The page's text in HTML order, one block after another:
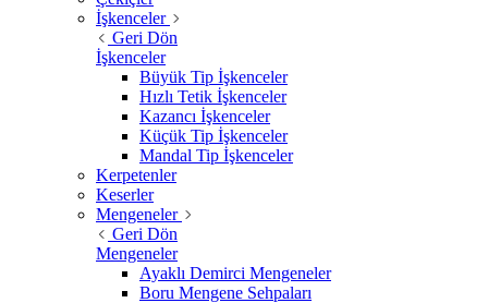
İşkenceler
Geri Dön
İşkenceler
Büyük Tip İşkenceler
Hızlı Tetik İşkenceler
Kazancı İşkenceler
Küçük Tip İşkenceler
Mandal Tip İşkenceler
Kerpetenler
Keserler
Mengeneler
Geri Dön
Mengeneler
Ayaklı Demirci Mengeneler
Boru Mengene Sehpaları